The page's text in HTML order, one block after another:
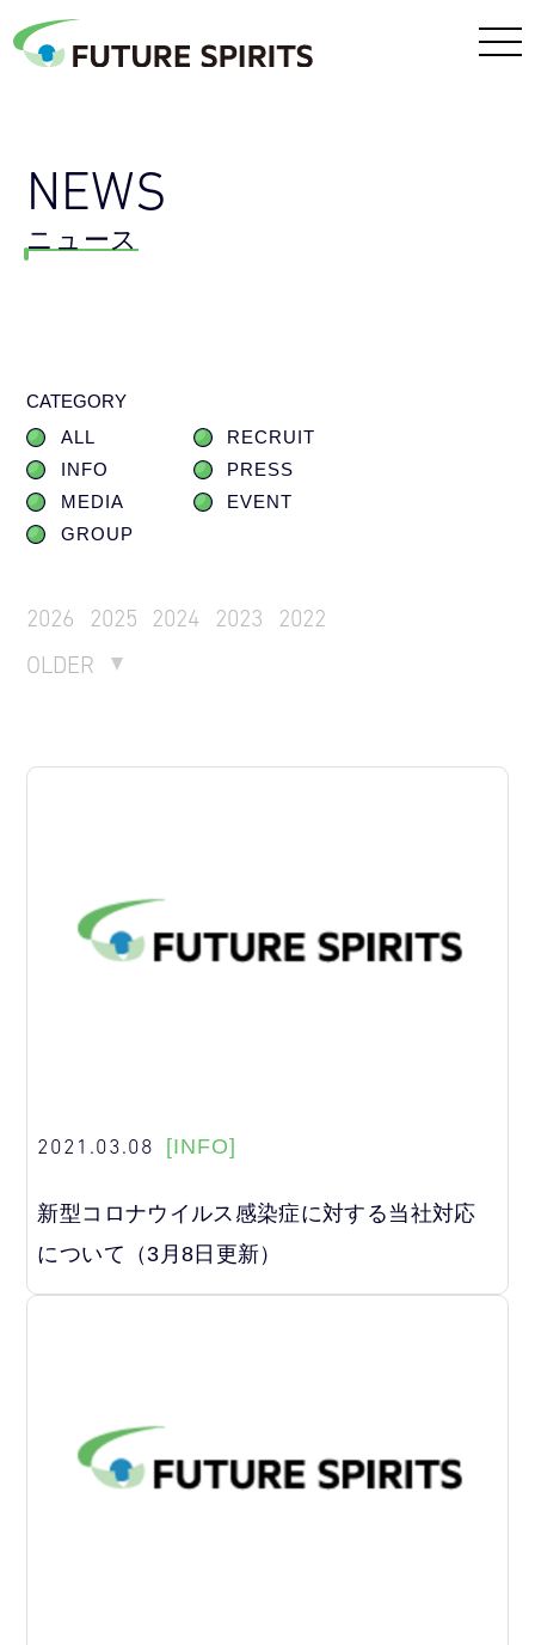
NEWS
ニュース
CATEGORY
ALL
RECRUIT
INFO
PRESS
MEDIA
EVENT
GROUP
2026 2025 2024 2023
2022
OLDER
2021.03.08 [INFO]
新型コロナウイルス感染症に対する当社対応
について（3月8日更新）